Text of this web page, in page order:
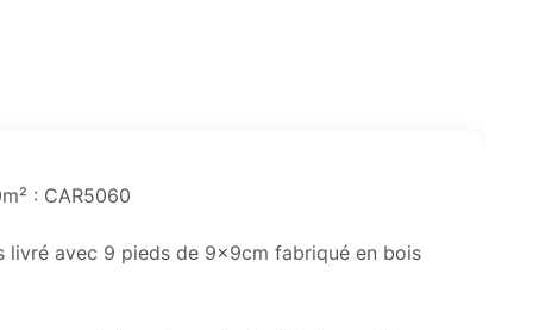
: CAR5060
avec 9 pieds de 9x9cm fabriqué en bois